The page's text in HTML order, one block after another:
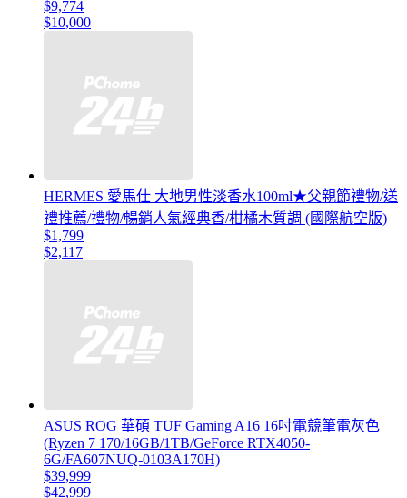
$9,774
$10,000
HERMES 愛馬仕 大地男性淡香水100ml★父親節禮物/送
禮推薦/禮物/暢銷人氣經典香/柑橘木質調 (國際航空版)
$1,799
$2,117
ASUS ROG 華碩 TUF Gaming A16 16吋電競筆電灰色
(Ryzen 7 170/16GB/1TB/GeForce RTX4050-
6G/FA607NUQ-0103A170H)
$39,999
$42,999